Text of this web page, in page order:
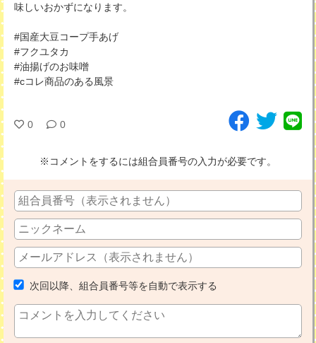
味しいおかずになります。
#国産大豆コープ手あげ
#フクユタカ
#油揚げのお味噌
#cコレ商品のある風景
0 0
※コメントをするには組合員番号の入力が必要です。
次回以降、組合員番号等を自動で表示する